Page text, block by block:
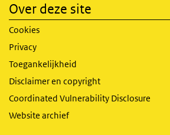
Over deze site
Cookies
Privacy
Toegankelijkheid
Disclaimer en copyright
Coordinated Vulnerability Disclosure
Website archief